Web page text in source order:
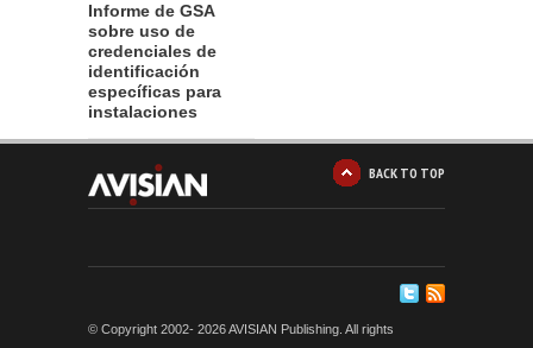
Informe de GSA
sobre uso de
credenciales de
identificación
específicas para
instalaciones
12 August, 2016 BACK TO TOP
© Copyright 2002- 2026 AVISIAN Publishing. All rights